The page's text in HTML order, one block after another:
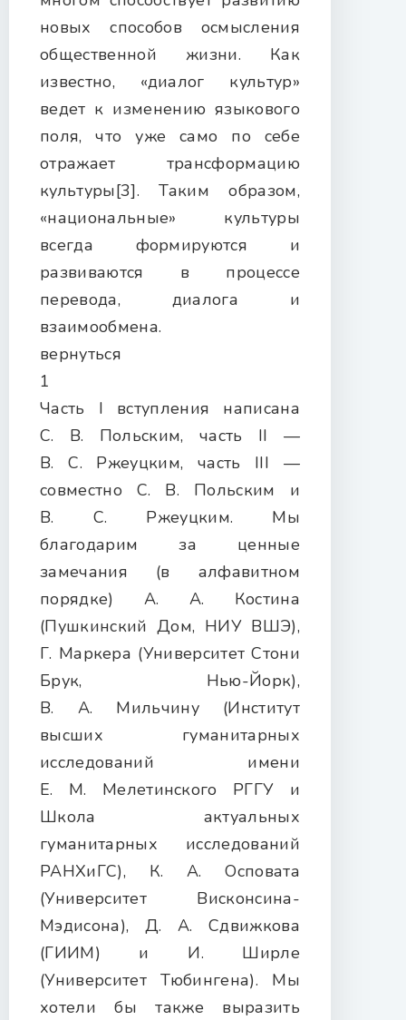
новых способов осмысления
общественной жизни. Как
известно, «диалог культур»
ведет к изменению языкового
поля, что уже само по себе
отражает трансформацию
культуры[3]. Таким образом,
«национальные» культуры
всегда формируются и
развиваются в процессе
перевода, диалога и
взаимообмена.
вернуться
1
Часть I вступления написана
С. В. Польским, часть II —
В. С. Ржеуцким, часть III —
совместно С. В. Польским и
В. С. Ржеуцким. Мы
благодарим за ценные
замечания (в алфавитном
порядке) А. А. Костина
(Пушкинский Дом, НИУ ВШЭ),
Г. Маркера (Университет Стони
Брук, Нью-Йорк),
В. А. Мильчину (Институт
высших гуманитарных
исследований имени
Е. М. Мелетинского РГГУ и
Школа актуальных
гуманитарных исследований
РАНХиГС), К. А. Осповата
(Университет Висконсина-
Мэдисона), Д. А. Сдвижкова
(ГИИМ) и И. Ширле
(Университет Тюбингена). Мы
хотели бы также выразить